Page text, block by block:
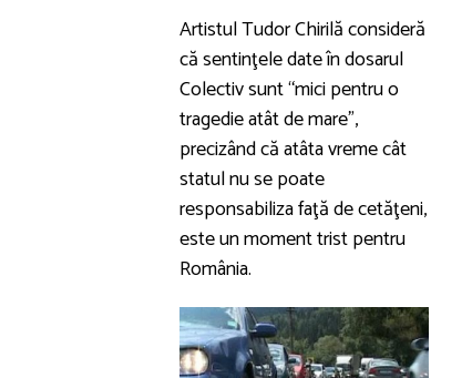
Artistul Tudor Chirilă consideră
că sentinţele date în dosarul
Colectiv sunt “mici pentru o
tragedie atât de mare”,
precizând că atâta vreme cât
statul nu se poate
responsabiliza faţă de cetăţeni,
este un moment trist pentru
România.